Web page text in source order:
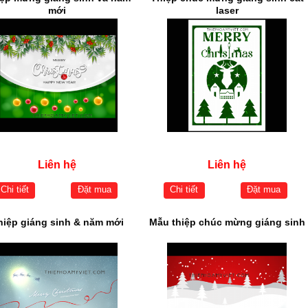
mới
Liên hệ
Chi tiết Đặt mua
laser
Liên hệ
Chi tiết Đặt mua
giáng sinh & năm mới Mẫu thiệp chúc mừng giáng sinh